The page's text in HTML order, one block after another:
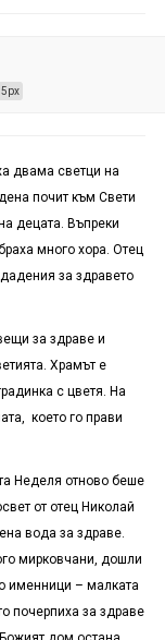
двама светци на
почит към Свети
децата. Въпреки
много хора. Отец
за здравето
за здраве и
Храмът е
с цветя. На
което го прави
Неделя отново беше
от отец Николай
вода за здраве.
мирковчани, дошли
именници – малката
почерпиха за здраве